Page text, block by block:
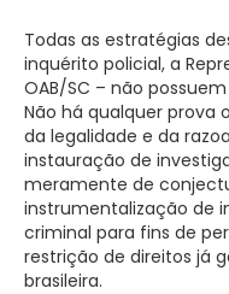
Todas as estratégias
inquérito policial, a
OAB/SC – não
Não há qualquer prova
da legalidade e da
instauração de
meramente de
instrumentalização de
criminal para fins de
restrição de direitos já
brasileira.